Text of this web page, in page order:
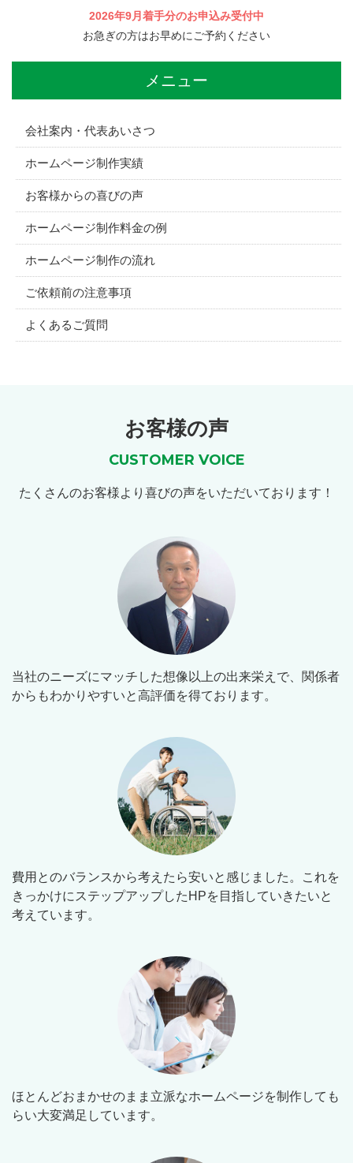
2026年9月着手分のお申込み受付中
お急ぎの方はお早めにご予約ください
メニュー
会社案内・代表あいさつ
ホームページ制作実績
お客様からの喜びの声
ホームページ制作料金の例
ホームページ制作の流れ
ご依頼前の注意事項
よくあるご質問
お客様の声
CUSTOMER VOICE
たくさんのお客様より喜びの声をいただいております！
当社のニーズにマッチした想像以上の出来栄えで、関係者
からもわかりやすいと高評価を得ております。
費用とのバランスから考えたら安いと感じました。これを
きっかけにステップアップしたHPを目指していきたいと
考えています。
ほとんどおまかせのまま立派なホームページを制作しても
らい大変満足しています。